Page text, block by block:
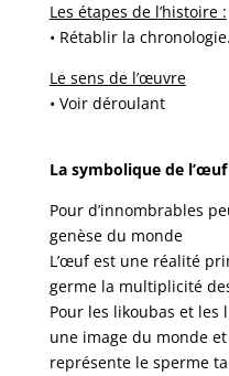
Les étapes de l’histoire :
• Rétablir la
Le sens de l’œuvre
• Voir déroulant
La symbolique de l’œuf
Pour d’innombrables
genèse du monde
L’œuf est une réalité
germe la multiplicité
Pour les likoubas et les
une image du monde
représente le sperme